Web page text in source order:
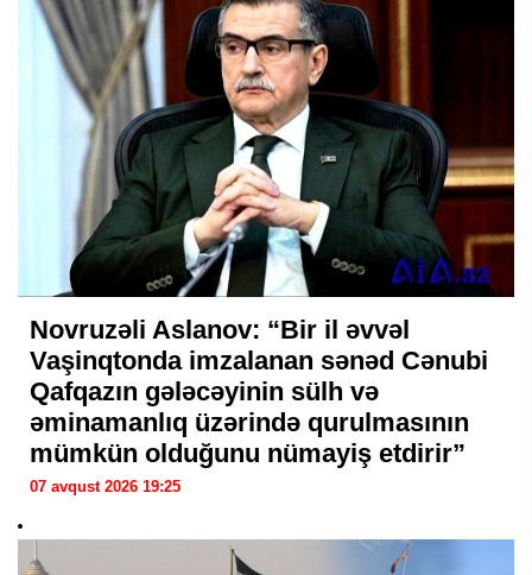
Novruzəli Aslanov: “Bir il əvvəl
Vaşinqtonda imzalanan sənəd Cənubi
Qafqazın gələcəyinin sülh və
əminamanlıq üzərində qurulmasının
mümkün olduğunu nümayiş etdirir”
07 avqust 2026 19:25